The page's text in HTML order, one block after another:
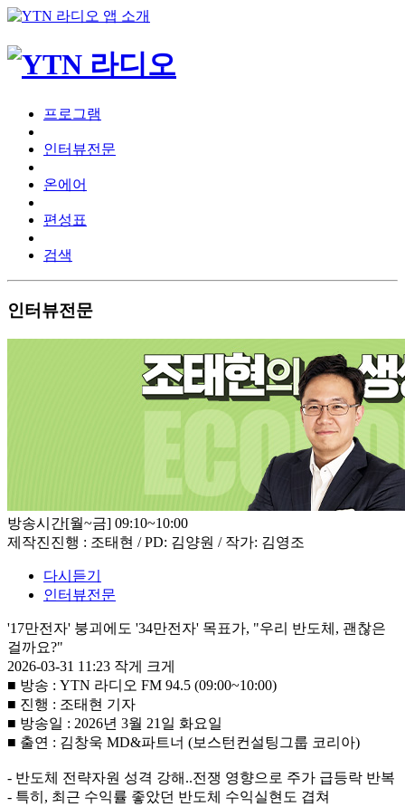
프로그램
인터뷰전문
온에어
편성표
검색
인터뷰전문
방송시간[월~금] 09:10~10:00
제작진진행 : 조태현 / PD: 김양원 / 작가: 김영조
다시듣기
인터뷰전문
'17만전자' 붕괴에도 '34만전자' 목표가, "우리 반도체, 괜찮은
걸까요?"
2026-03-31 11:23 작게
크게
■ 방송 : YTN 라디오 FM 94.5 (09:00~10:00)
■ 진행 : 조태현 기자
■ 방송일 : 2026년 3월 21일 화요일
■ 출연 : 김창욱 MD&파트너 (보스턴컨설팅그룹 코리아)
- 반도체 전략자원 성격 강해..전쟁 영향으로 주가 급등락 반복
- 특히, 최근 수익률 좋았던 반도체 수익실현도 겹쳐